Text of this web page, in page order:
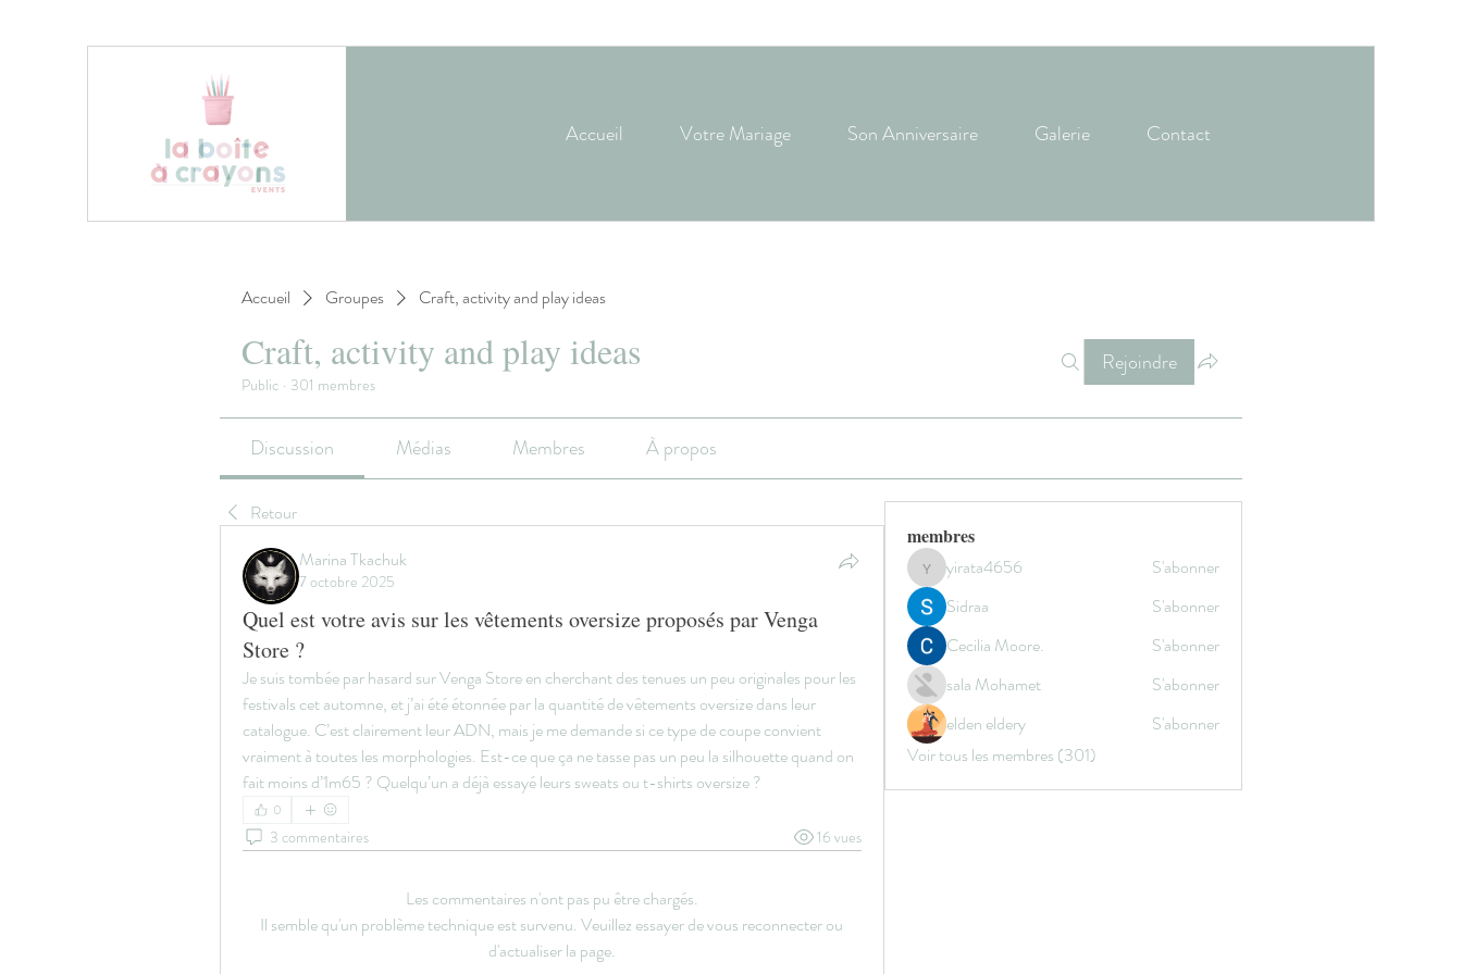
Accueil Votre Mariage Son Anniversaire Galerie Contact
Accueil Groupes Craft, activity and play ideas
Craft, activity and play ideas
Public · 301 membres
Rejoindre
Discussion Médias Membres À propos
Retour
Marina Tkachuk
7 octobre 2025
Quel est votre avis sur les vêtements oversize proposés par Venga
Store ?
Je suis tombée par hasard sur Venga Store en cherchant des tenues un peu originales pour les
festivals cet automne, et j’ai été étonnée par la quantité de vêtements oversize dans leur
catalogue. C’est clairement leur ADN, mais je me demande si ce type de coupe convient
vraiment à toutes les morphologies. Est-ce que ça ne tasse pas un peu la silhouette quand on
fait moins d’1m65 ? Quelqu’un a déjà essayé leurs sweats ou t-shirts oversize ?
0
3 commentaires 16 vues
Les commentaires n'ont pas pu être chargés.
Il semble qu'un problème technique est survenu. Veuillez essayer de vous reconnecter ou
d'actualiser la page.
membres
yirata4656
yirata4656
S'abonner
Sidraa
S'abonner
Cecilia Moore.
S'abonner
sala Mohamet
S'abonner
elden eldery
S'abonner
Voir tous les membres (301)